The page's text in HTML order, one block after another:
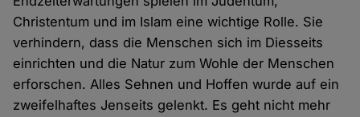
Christentum und im Islam eine wichtige Rolle. Sie
verhindern, dass die Menschen sich im Diesseits
einrichten und die Natur zum Wohle der Menschen
erforschen. Alles Sehnen und Hoffen wurde auf ein
zweifelhaftes Jenseits gelenkt. Es geht nicht mehr